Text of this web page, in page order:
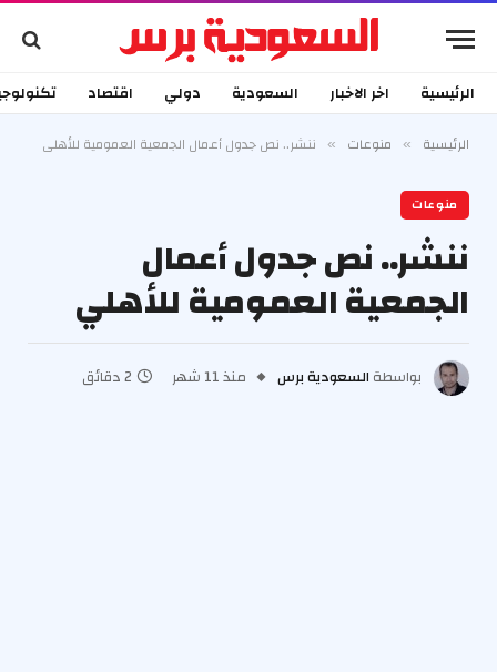
الرئيسية اخر الاخبار السعودية دولي اقتصاد
الرئيسية » منوعات » ننشر.. نص جدول أعمال الجمعية العمومية للأهلي
منوعات
ننشر.. نص جدول أعمال
الجمعية العمومية للأهلي
بواسطة السعودية برس منذ 11 شهر 2 دقائق